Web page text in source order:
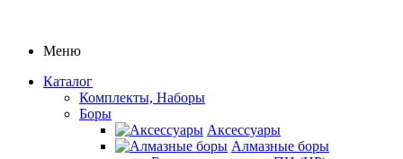
Меню
Каталог
Комплекты, Наборы
Боры
Аксессуары
Алмазные боры